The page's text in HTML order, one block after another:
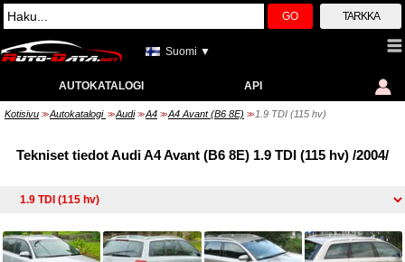
GO TARKKA
Suomi ▼
AUTOKATALOGI API
Kotisivu >> Autokatalogi >> Audi >> A4 >> A4 Avant (B6 8E) >> 1.9 TDI (115 hv)
Tekniset tiedot Audi A4 Avant (B6 8E) 1.9 TDI (115 hv) /2004/